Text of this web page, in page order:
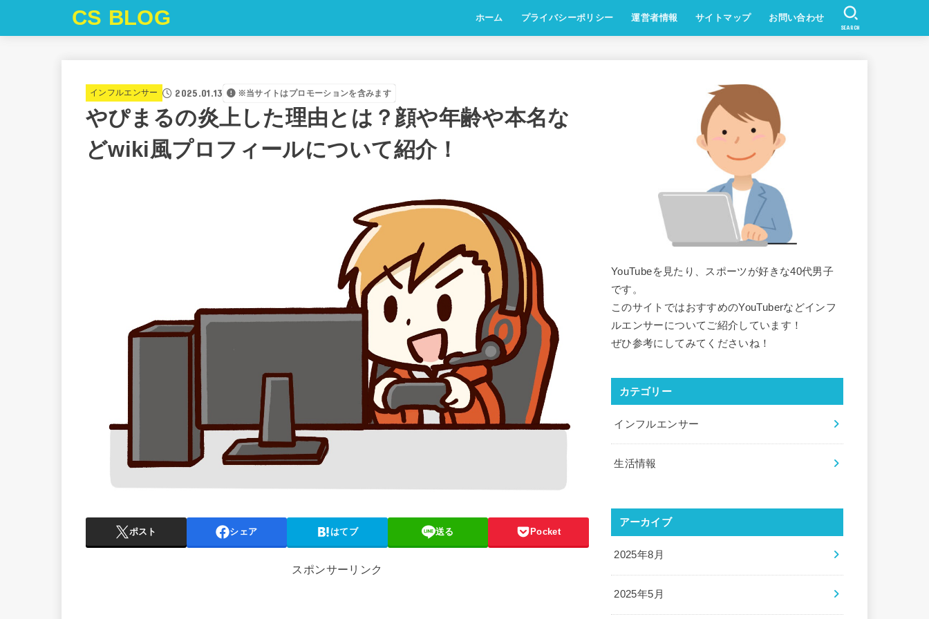
CS BLOG ホーム プライバシーポリシー 運営者情報 サイトマップ お問い合わせ
SEARCH
インフルエンサー 2025.01.13 ※当サイトはプロモーションを含みます
やぴまるの炎上した理由とは？顔や年齢や本名な
どwiki風プロフィールについて紹介！
ポスト シェア はてブ 送る Pocket
スポンサーリンク
YouTubeを見たり、スポーツが好きな40代男子
です。
このサイトではおすすめのYouTuberなどインフ
ルエンサーについてご紹介しています！
ぜひ参考にしてみてくださいね！
カテゴリー
インフルエンサー
生活情報
アーカイブ
2025年8月
2025年5月